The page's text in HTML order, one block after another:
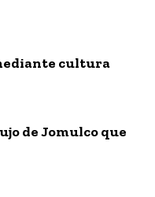
cultura
de Jomulco que